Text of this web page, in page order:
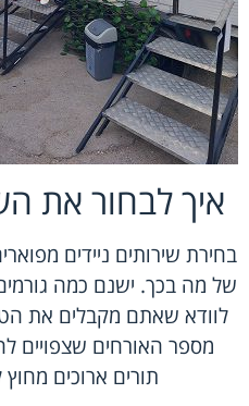
איך לבחור את
בחירת שירותים ניידים
של מה בכך. ישנם כמה
לוודא שאתם מקבלים את
מספר האורחים שצפויים
תורים ארוכים מחוץ